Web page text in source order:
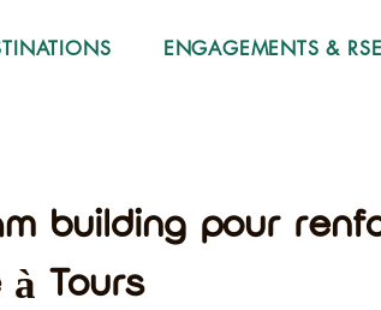
ENGAGEMENTS & RSE
building pour
à Tours